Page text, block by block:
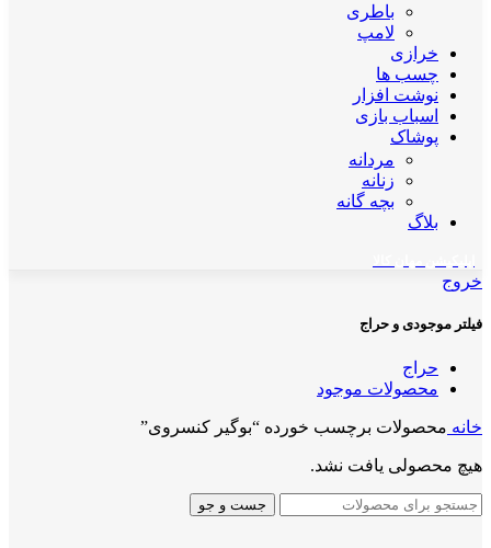
باطری
لامپ
خرازی
چسب ها
نوشت افزار
اسباب بازی
پوشاک
مردانه
زنانه
بچه گانه
بلاگ
خروج
فیلتر موجودی و حراج
حراج
محصولات موجود
خانه محصولات برچسب خورده “بوگیر کنسروی”
هیچ محصولی یافت نشد.
جست و جو